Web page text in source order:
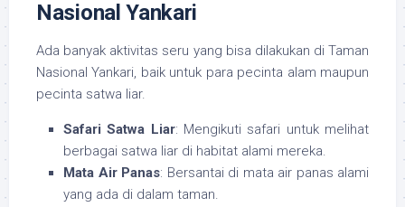
Nasional Yankari
Ada banyak aktivitas seru yang bisa dilakukan di Taman
Nasional Yankari, baik untuk para pecinta alam maupun
pecinta satwa liar.
Safari Satwa Liar: Mengikuti safari untuk melihat
berbagai satwa liar di habitat alami mereka.
Mata Air Panas: Bersantai di mata air panas alami
yang ada di dalam taman.